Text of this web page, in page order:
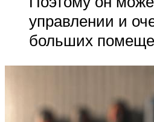
управлении и
больших